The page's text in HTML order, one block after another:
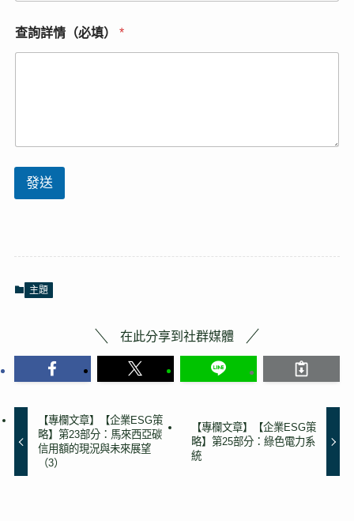
（
必
填
地
件
地
填
查詢詳情（必填） *
發送
主題
在此分享到社群媒體
【專欄文章】【企業ESG策
略】第23部分：馬來西亞碳
信用額的現況與未來展望
（3）
【專欄文章】【企業ESG策
略】第25部分：綠色電力系
統